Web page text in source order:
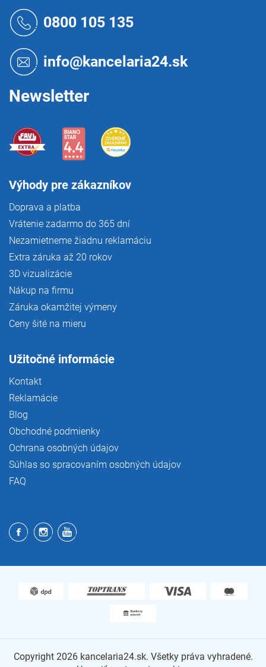
0800 105 135
info@kancelaria24.sk
Newsletter
Výhody pre zákazníkov
Doprava a platba
Vrátenie zadarmo do 365 dní
Nezamietneme žiadnu reklamáciu
Extra záruka až 20 rokov
3D vizualizácie
Nákup na firmu
Záruka okamžitej výmeny
Ceny šité na mieru
Užitočné informácie
Kontakt
Reklamácie
Blog
Obchodné podmienky
Ochrana osobných údajov
Súhlas so spracovaním osobných údajov
FAQ
Copyright 2026 kancelaria24.sk. Všetky práva vyhradené.